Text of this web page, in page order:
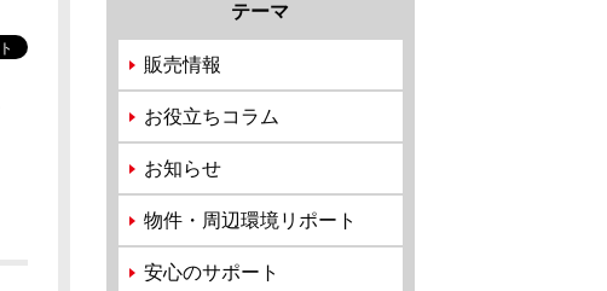
テーマ
販売情報
お役立ちコラム
お知らせ
物件・周辺環境リポート
安心のサポート